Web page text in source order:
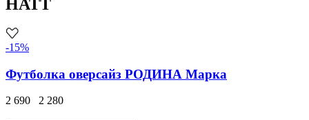
HATT
-15%
Футболка оверсайз РОДИНА Марка
2 690 2 280